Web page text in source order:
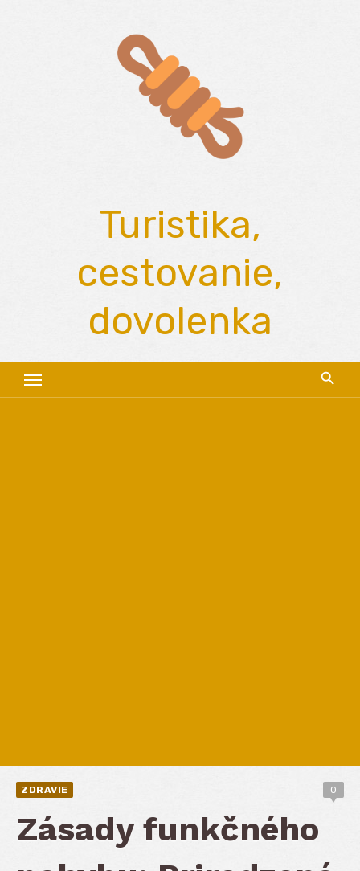
Turistika,
cestovanie,
dovolenka
ZDRAVIE 0
Zásady funkčného